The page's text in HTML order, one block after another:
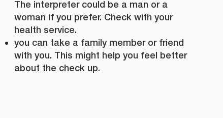
The interpreter could be a man or a
woman if you prefer. Check with your
health service.
you can take a family member or friend
with you. This might help you feel better
about the check up.